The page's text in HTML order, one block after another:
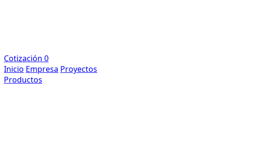
Cotización 0
Inicio Empresa Proyectos
Productos